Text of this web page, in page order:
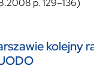
p. 129–136)
kolejny